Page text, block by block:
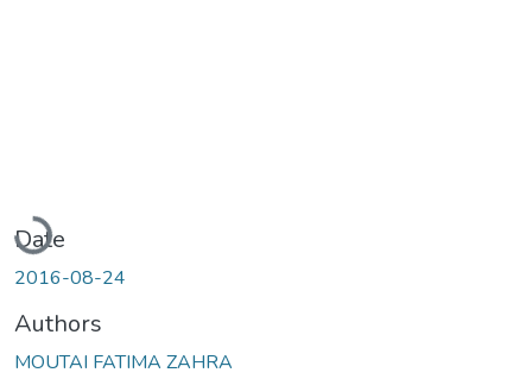
Loading...
Date
2016-08-24
Authors
MOUTAI FATIMA ZAHRA